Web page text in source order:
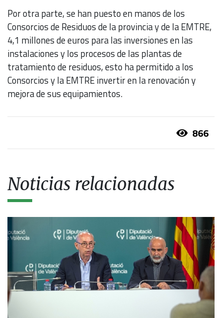
Por otra parte, se han puesto en manos de los
Consorcios de Residuos de la provincia y de la EMTRE,
4,1 millones de euros para las inversiones en las
instalaciones y los procesos de las plantas de
tratamiento de residuos, esto ha permitido a los
Consorcios y la EMTRE invertir en la renovación y
mejora de sus equipamientos.
866
Noticias relacionadas